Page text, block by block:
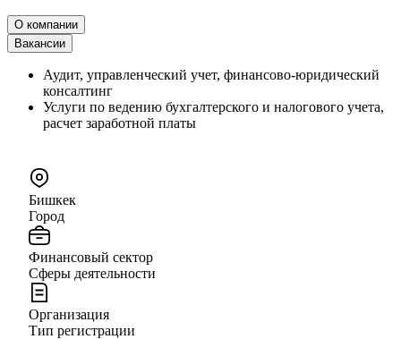
О компании
Вакансии
Аудит, управленческий учет, финансово-юридический
консалтинг
Услуги по ведению бухгалтерского и налогового учета,
расчет заработной платы
Бишкек
Город
Финансовый сектор
Сферы деятельности
Организация
Тип регистрации